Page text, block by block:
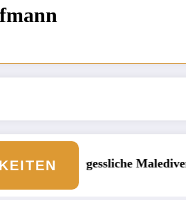
Unvergessliche Malediven: Die